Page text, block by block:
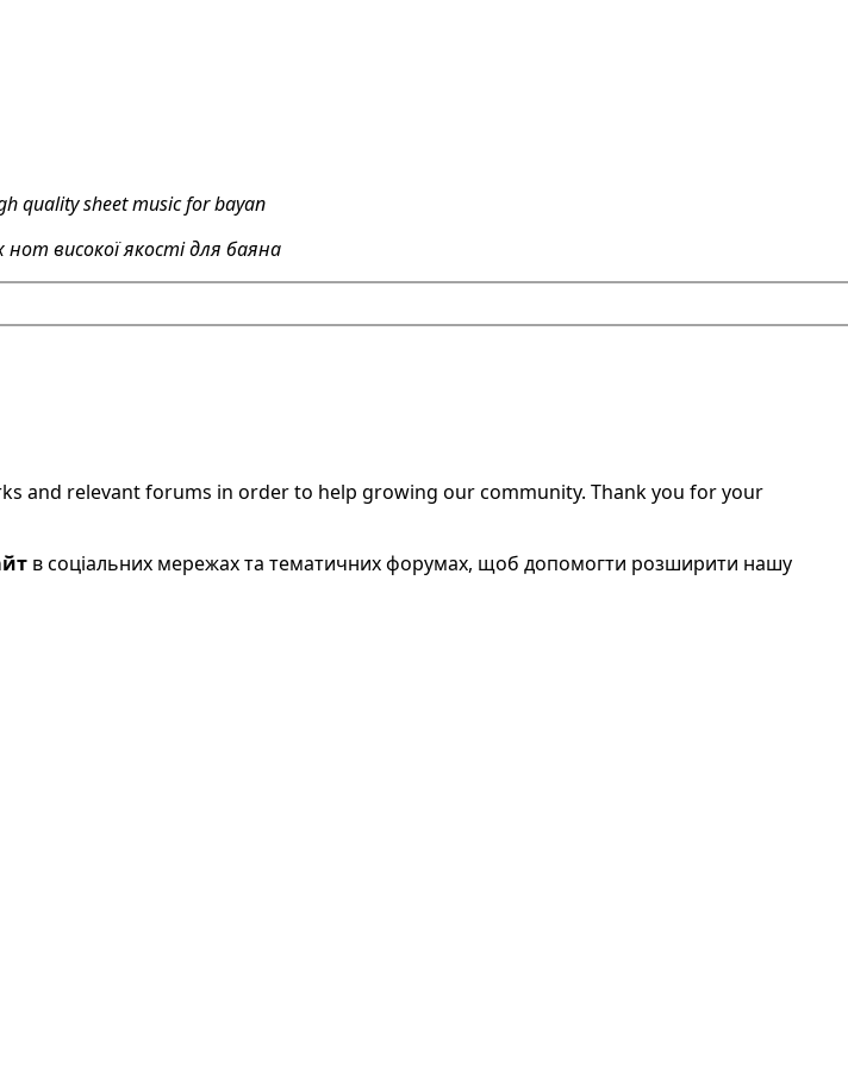
quality sheet music for bayan
нот високої якості для баяна
and relevant forums in order to help growing our community. Thank you for your
в соціальних мережах та тематичних форумах, щоб допомогти розширити нашу